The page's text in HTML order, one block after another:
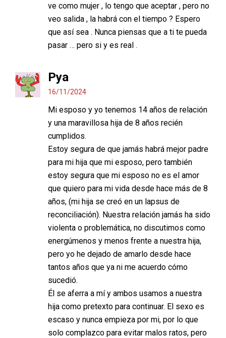
ve como mujer , lo tengo que aceptar , pero no
veo salida , la habrá con el tiempo ? Espero
que así sea . Nunca piensas que a ti te pueda
pasar … pero si y es real .
Pya
16/11/2024
Mi esposo y yo tenemos 14 años de relación
y una maravillosa hija de 8 años recién
cumplidos.
Estoy segura de que jamás habrá mejor padre
para mi hija que mi esposo, pero también
estoy segura que mi esposo no es el amor
que quiero para mi vida desde hace más de 8
años, (mi hija se creó en un lapsus de
reconciliación). Nuestra relación jamás ha sido
violenta o problemática, no discutimos como
energúmenos y menos frente a nuestra hija,
pero yo he dejado de amarlo desde hace
tantos años que ya ni me acuerdo cómo
sucedió.
Él se aferra a mí y ambos usamos a nuestra
hija como pretexto para continuar. El sexo es
escaso y nunca empieza por mi, por lo que
solo complazco para evitar malos ratos, pero